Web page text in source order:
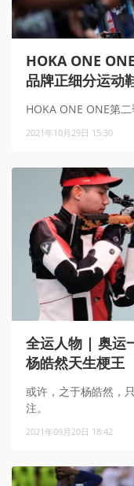
HOKA ONE
品牌正细分运动
HOKA ONE ONE第
2021年10月29日 15:30
全运人物 | 奥运
杨皓然天生梗王
或许，之于杨皓然，
注。
2021年09月20日 18:42